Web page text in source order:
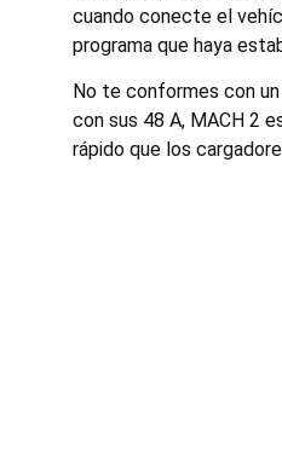
cuando conecte el
programa que haya
No te conformes con
con sus 48 A, MACH 2
rápido que los